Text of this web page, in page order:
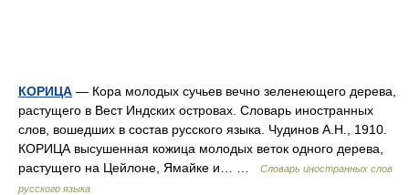
КОРИЦА — Кора молодых сучьев вечно зеленеющего дерева,
растущего в Вест Индских островах. Словарь иностранных
слов, вошедших в состав русского языка. Чудинов А.Н., 1910.
КОРИЦА высушенная кожица молодых веток одного дерева,
растущего на Цейлоне, Ямайке и… …
Словарь иностранных слов
русского языка